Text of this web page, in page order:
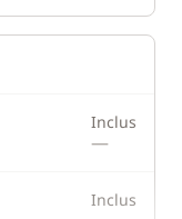
Inclus
—
Inclus